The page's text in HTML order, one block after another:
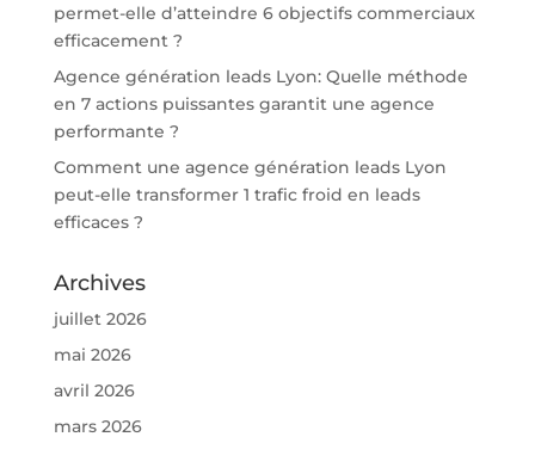
permet-elle d’atteindre 6 objectifs commerciaux
efficacement ?
Agence génération leads Lyon: Quelle méthode
en 7 actions puissantes garantit une agence
performante ?
Comment une agence génération leads Lyon
peut-elle transformer 1 trafic froid en leads
efficaces ?
Archives
juillet 2026
mai 2026
avril 2026
mars 2026